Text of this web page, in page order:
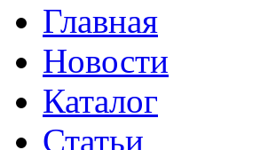
Главная
Новости
Каталог
Статьи